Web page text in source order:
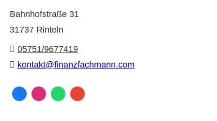
Bahnhofstraße 31
31737 Rinteln
05751/9677419
kontakt@finanzfachmann.com